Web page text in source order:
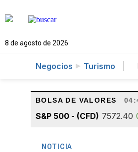
8 de agosto de 2026
Negocios Turismo
BOLSA DE VALORES
S&P 500 - (CFD) 7572.40
NOTICIA